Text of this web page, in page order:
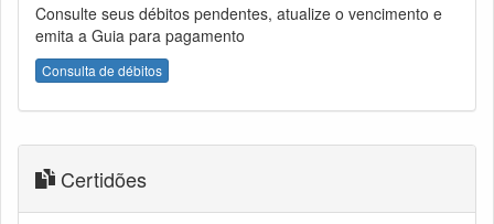
Consulte seus débitos pendentes, atualize o vencimento e
emita a Guia para pagamento
Consulta de débitos
Certidões